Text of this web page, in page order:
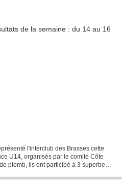
l'interclub des Brasses cette
U14, organisés par le comité Côte
plomb, ils ont participé à 3 superbes